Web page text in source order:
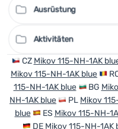
Ausrüstung
Aktivitäten
CZ Mikov 115-NH-1AK
Mikov 115-NH-1AK blue
115-NH-1AK blue
BG
NH-1AK blue
PL Mikov
blue
ES Mikov 115-NH-
DE Mikov 115-NH-1AK